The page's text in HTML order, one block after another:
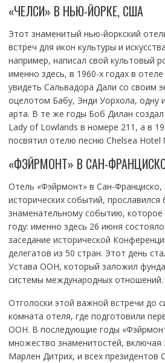
«ЧЕЛСИ» В НЬЮ-ЙОРКЕ, США
Этот знаменитый нью-йоркский
встреч для икон культуры и
например, написал свой культовый
именно здесь, в 1960-х годах в
увидеть Сальвадора Дали со своим
оцелотом Бабу, Энди Уорхола, одну
арта. В те же годы Боб Дилан
Lady of Lowlands в номере 211, а в
посвятил отелю песню Chelsea Hotel
«ФЭЙРМОНТ» В САН-
Отель «Фэйрмонт» в Сан-Франциско,
исторических событий, прославился
знаменательному событию,
году: именно здесь 26 июня
заседание исторической
делегатов из 50 стран. Этот день
Устава ООН, который заложил
системы международных отношений.
Отголоски этой важной встречи до
комната отеля, где подготовили
ООН. В последующие годы
множество знаменитостей,
Марлен Дитрих, и всех президентов